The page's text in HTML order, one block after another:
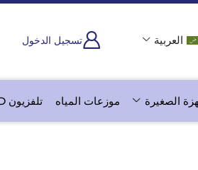
العربية تسجيل الدخول
الصغيرة موزعات المياه تلفزيون LED